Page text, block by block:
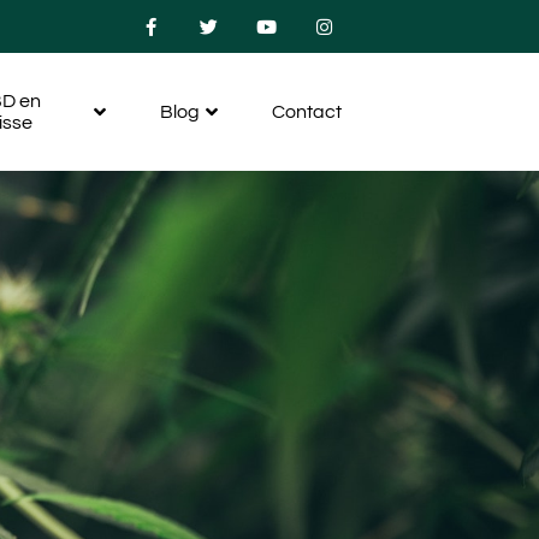
en
Blog Contact